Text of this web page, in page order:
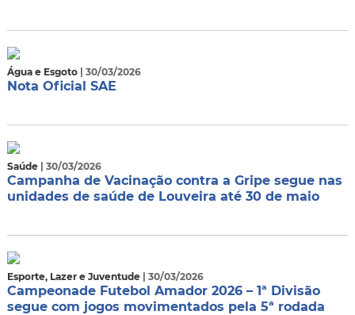
Água e Esgoto | 30/03/2026
Nota Oficial SAE
Saúde | 30/03/2026
Campanha de Vacinação contra a Gripe segue nas
unidades de saúde de Louveira até 30 de maio
Esporte, Lazer e Juventude | 30/03/2026
Campeonade Futebol Amador 2026 – 1ª Divisão
segue com jogos movimentados pela 5ª rodada